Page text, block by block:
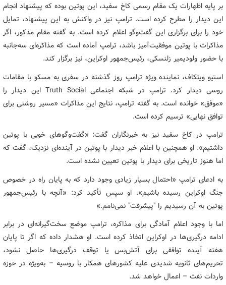
بر پایه اظهارات یک مقام رسمی کاخ سفید، این پوتین بوده که پیشنهاد انجام
این دیدار را مطرح کرده است. ترامپ نیز در واکنش به این پیشنهاد، تمایل
خود را برای برگزاری این گفت‌وگو اعلام کرده است. به گفته مقام مذکور، اگر
مذاکرات با پوتین موفقیت‌آمیز باشد، ترامپ آماده است که مذاکره‌ای سه‌جانبه
با حضور ولودیمیر زلنسکی، رئیس‌جمهور اوکراین، نیز برگزار کند.
استیو ویتکاف، نماینده ویژه ترامپ روز گذشته در سفری به مسکو با مقامات
روسی دیدار کرد. ترامپ در شبکه اجتماعی Truth Social این دیدار را
«موفق» خوانده است. به گفته ترامپ، نتایج این مذاکرات «مسیر روشنی برای
توافق نهایی» ترسیم کرده است.
ترامپ در کاخ سفید نیز به خبرنگاران گفت: «گفت‌وگوهای خوبی با پوتین
داشتیم». او همچنین با اعلام خبر دیدار با پوتین در آینده‌ای نزدیک، گفت که
اما هنوز تاریخی برای دیدار با پوتین تعیین نشده است.
به ادعای ترامپ «احتمال بسیار زیادی وجود دارد که به پایان راه در خصوص
جنگ اوکراین رسیده باشیم». او سپس تأکید کرد: «آنچه با رئیس‌جمهور
پوتین به آن رسیدیم را "پیشرفت" نمی‌نامم.»
اما با وجود اعلام آمادگی برای مذاکره، ترامپ موضع سخت‌گیرانه‌ای در برابر
ادامه درگیری‌ها در اوکراین اتخاذ کرده است. او هشدار داده که اگر تا پایان
هفته آینده توافقی برای آتش‌بس یا توقف درگیری‌ها حاصل نشود،
تحریم‌های ثانویه شدیدی علیه کشورهای همکار با روسیه – به‌ویژه در حوزه
واردات نفت – اعمال خواهد شد.